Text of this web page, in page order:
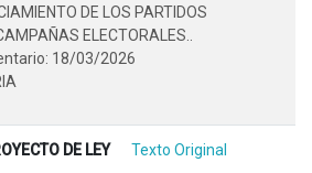
DE LOS PARTIDOS
ELECTORALES..
18/03/2026
DE LEY Texto Original